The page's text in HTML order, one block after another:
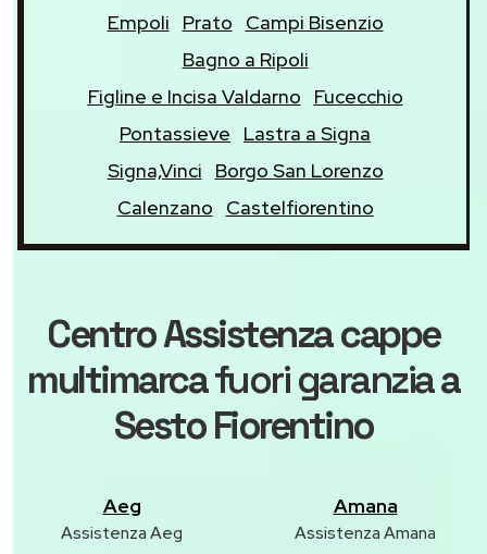
Empoli
Prato
Campi Bisenzio
Bagno a Ripoli
Figline e Incisa Valdarno
Fucecchio
Pontassieve
Lastra a Signa
Signa,Vinci
Borgo San Lorenzo
Calenzano
Castelfiorentino
Centro Assistenza cappe
multimarcafuori garanziaa
Sesto Fiorentino
Aeg
Assistenza Aeg
Amana
Assistenza Amana